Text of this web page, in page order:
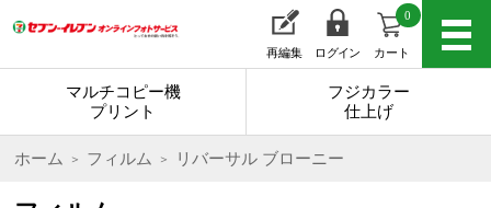
再編集 ログイン カート
0
マルチコピー機
プリント
フジカラー
仕上げ
ホーム フィルム リバーサル ブローニー